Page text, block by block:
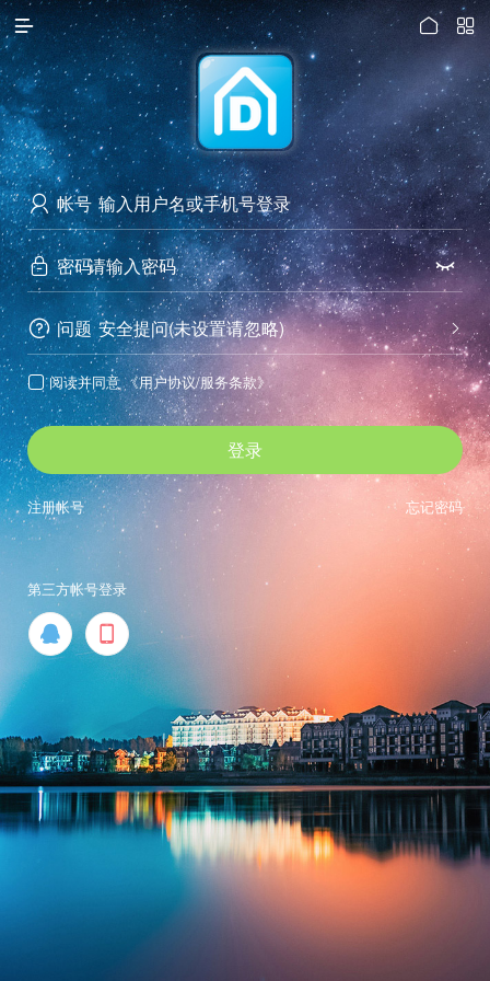

访问电脑版
 

 帐号
 密码 
 问题 
安全提问(未设置请忽略)
 阅读并同意 《用户协议/服务条款》
登录
忘记密码
注册帐号
第三方帐号登录
 